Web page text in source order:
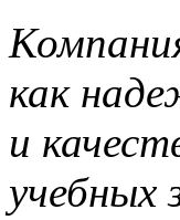
как
и
учебных